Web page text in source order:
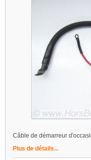
Câble de démarreur
Plus de détails...